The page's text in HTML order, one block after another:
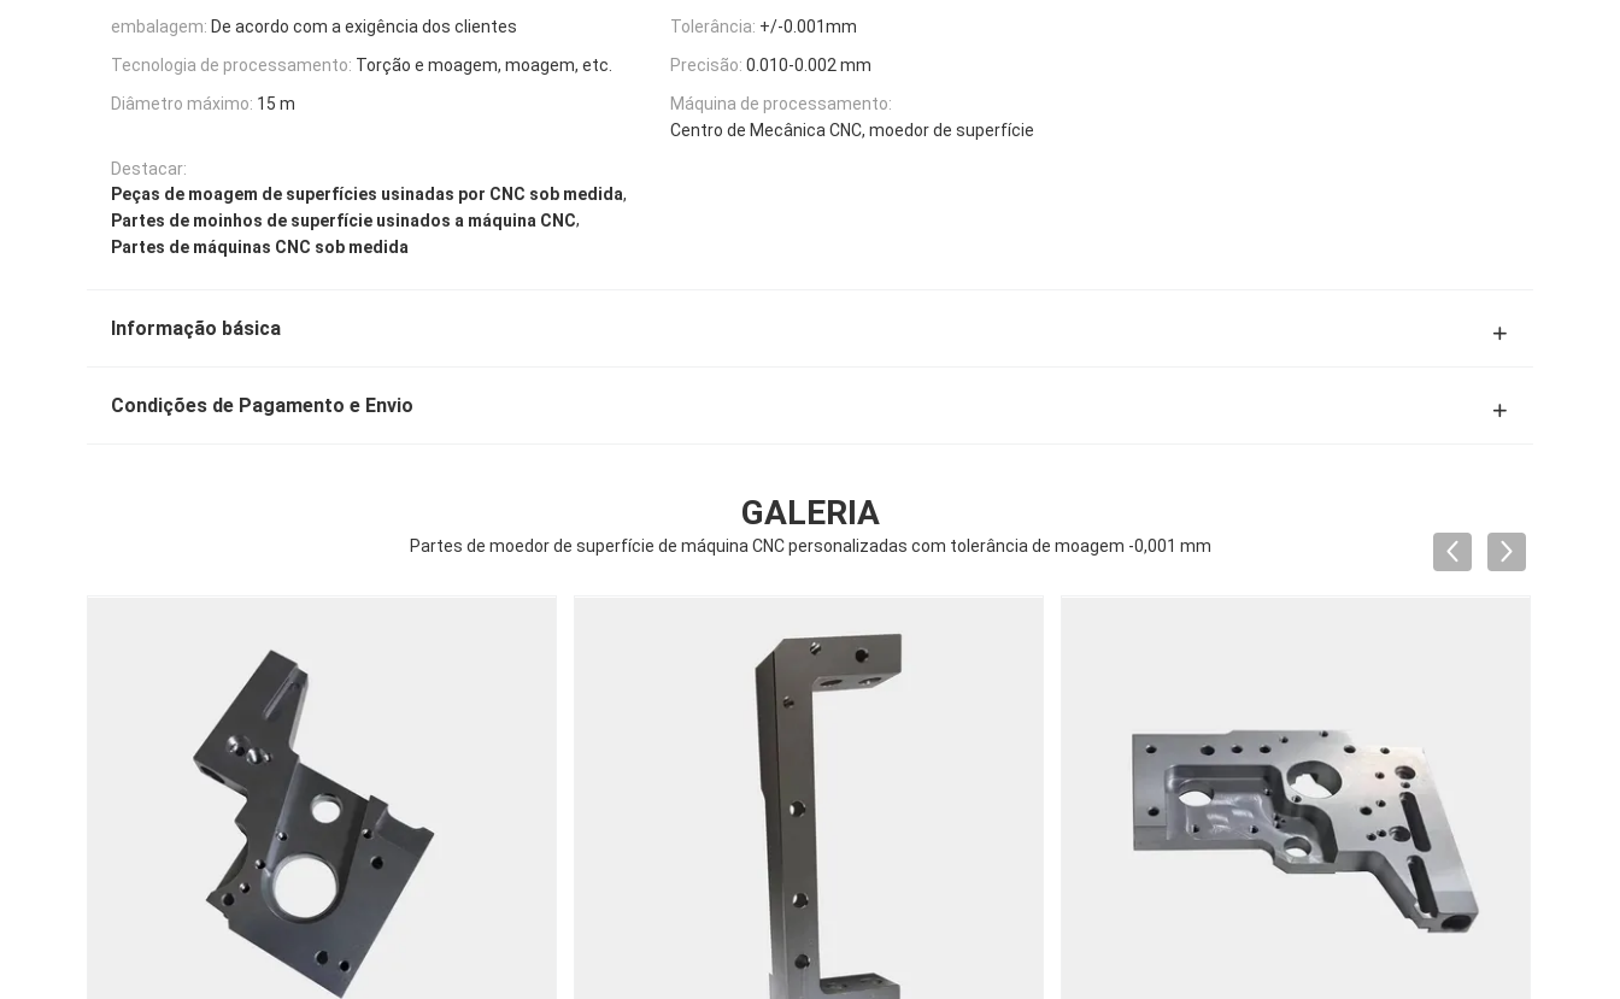
embalagem: De acordo com a exigência dos clientes Tolerância: +/-0.001mm
Tecnologia de processamento: Torção e moagem, moagem, etc. Precisão: 0.010-0.002 mm
Diâmetro máximo: 15 m
Máquina de processamento:
Centro de Mecânica CNC, moedor de superfície
Destacar:
Peças de moagem de superfícies usinadas por CNC sob medida,
Partes de moinhos de superfície usinados a máquina CNC,
Partes de máquinas CNC sob medida
Informação básica
Condições de Pagamento e Envio
GALERIA
Partes de moedor de superfície de máquina CNC personalizadas com tolerância de moagem -0,001 mm